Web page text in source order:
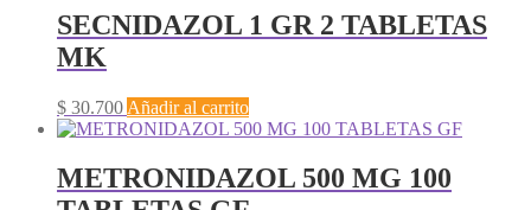
SECNIDAZOL 1 GR 2 TABLETAS
MK
$ 30.700 Añadir al carrito
METRONIDAZOL 500 MG 100